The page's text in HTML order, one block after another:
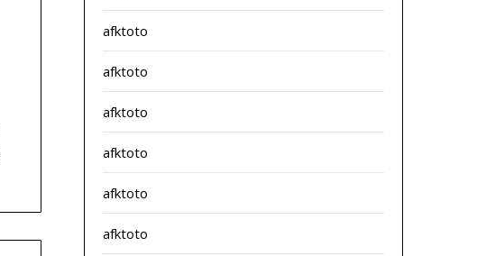
afktoto
afktoto
afktoto
afktoto
afktoto
afktoto